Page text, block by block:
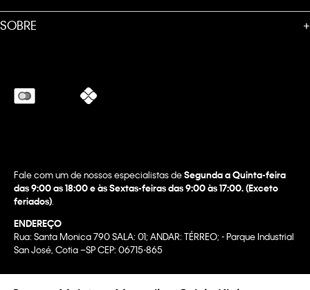
SOBRE +
Fale com um de nossos especialistas deSegunda a Quinta-feira
das 9:00 as 18:00 e às Sextas-feiras das 9:00 às 17:00. (Exceto
feriados)
ENDEREÇO
Rua: Santa Monica 790 SALA: 01; ANDAR: TÉRREO; - Parque Industrial
San José, Cotia –SP CEP: 06715-865